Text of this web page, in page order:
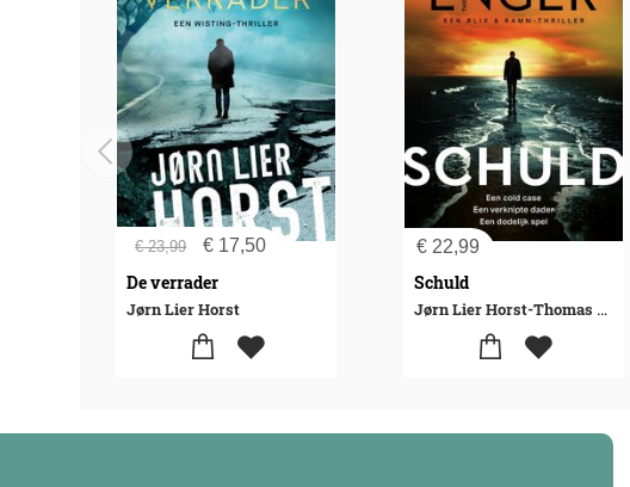
€23,99 € 17,50
De verrader
Jørn Lier Horst
€ 22,99
Schuld
Jørn Lier Horst-Thomas Enger